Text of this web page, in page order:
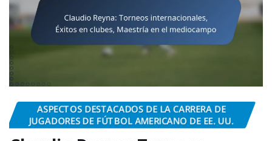
ASPECTOS DESTACADOS DE LA CARRERA DE
JUGADORES DE FÚTBOL AMERICANO DE EE. UU.